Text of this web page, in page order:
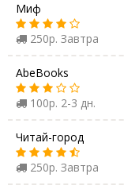
Миф
250р. Завтра
AbeBooks
100р. 2-3 дн.
Читай-город
250р. Завтра